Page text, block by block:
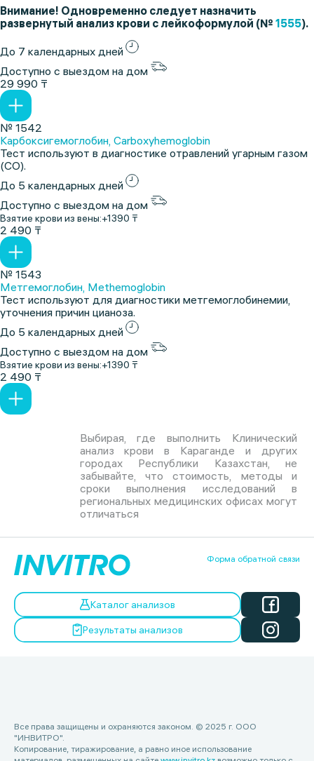
Внимание! Одновременно следует назначить
развернутый анализ крови с лейкоформулой (№ 1555).
До 7 календарных дней
Доступно с выездом на дом
29 990 ₸
№ 1542
Карбоксигемоглобин, Carboxyhemoglobin
Тест используют в диагностике отравлений угарным газом
(CO).
До 5 календарных дней
Доступно с выездом на дом
Взятие крови из вены:+1390 ₸
2 490 ₸
№ 1543
Метгемоглобин, Methemoglobin
Тест используют для диагностики метгемоглобинемии,
уточнения причин цианоза.
До 5 календарных дней
Доступно с выездом на дом
Взятие крови из вены:+1390 ₸
2 490 ₸
Выбирая, где выполнить Клинический
анализ крови в Караганде и других
городах Республики Казахстан, не
забывайте, что стоимость, методы и
сроки выполнения исследований в
региональных медицинских офисах могут
отличаться
Форма обратной связи
Каталог анализов
Результаты анализов
Все права защищены и охраняются законом. © 2025 г. ООО
"ИНВИТРО".
Копирование, тиражирование, а равно иное использование